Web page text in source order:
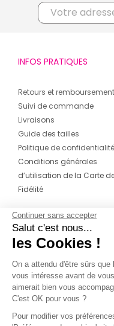
INFOS PRATIQUES
Retours et
Suivi de commande
Livraisons
Guide des tailles
Politique de confidentialité
Conditions générales
d’utilisation de la Carte
Fidélité
CONTACT
04 42 20 78 42
Du lundi au jeudi de 8h30 à
vendredi de 8h30 à 15h30
Continuer sans accepter
Salut c'est nous...
les Cookies !
On a attendu d'être sûrs
vous intéresse avant de
aimerait bien vous
C'est OK pour vous ?
Pour modifier vos